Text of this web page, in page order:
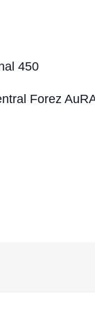
450
Forez